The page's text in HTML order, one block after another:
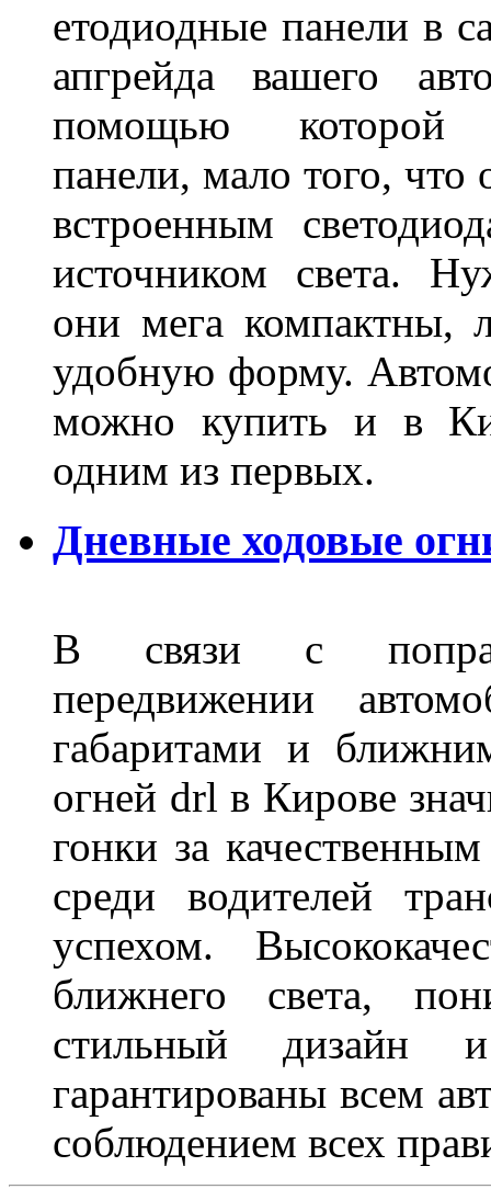
етодиодные панели в
апгрейда вашего
помощью
панели, мало того, что
встроенным
источником света.
они мега компактны,
удобную форму.
можно купить и в
одним из первых.
Дневные ходовые
В связи с
передвижении
габаритами и
огней drl в Кирове
гонки за
среди водителей
успехом.
ближнего света,
стильный дизайн
гарантированы всем
соблюдением всех